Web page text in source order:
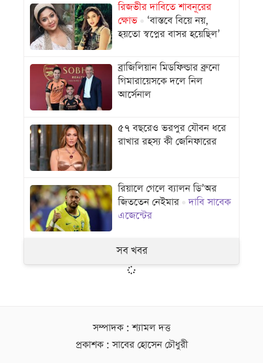
রিজভীর দাবিতে শাবনূরের
ক্ষোভ
‘বাস্তবে বিয়ে নয়,
হয়তো স্বপ্নের বাসর হয়েছিল’
ব্রাজিলিয়ান মিডফিল্ডার ব্রুনো
গিমারায়েসকে দলে নিল
আর্সেনাল
৫৭ বছরেও ভরপুর যৌবন ধরে
রাখার রহস্য কী জেনিফারের
রিয়ালে গেলে ব্যালন ডি’অর
জিততেন নেইমার
দাবি সাবেক
এজেন্টের
সব খবর
সম্পাদক : শ্যামল দত্ত
প্রকাশক : সাবের হোসেন চৌধুরী